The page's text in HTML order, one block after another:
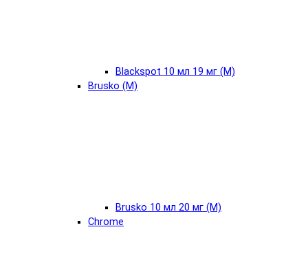
Blackspot 10 мл 19 мг (М)
Brusko (М)
Brusko 10 мл 20 мг (М)
Chrome